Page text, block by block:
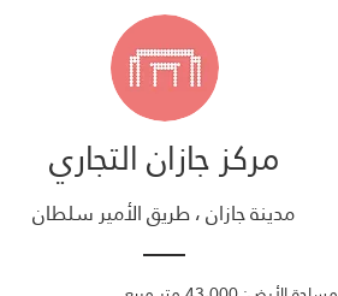
مركز جازان التجاري
مدينة جازان ، طريق الأمير سلطان